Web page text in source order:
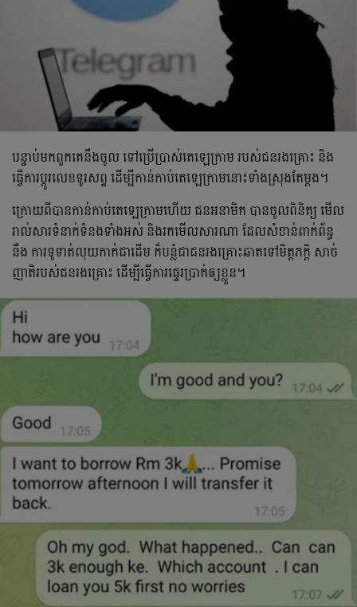
បន្ទាប់មកពួកគេនឹងចូល ទៅប្រើប្រាស់តេឡេក្រាម របស់ជនរងគ្រោះ និង
ធ្វើការប្ដូរលេខទូរសព្ទ ដើម្បីកាន់កាប់តេឡេក្រាមនោះទាំងស្រុងតែម្តង។
ក្រោយពីបានកាន់កាប់តេឡេក្រាមហើយ ជនអនាមិក បានចូលពិនិត្យ មើល
រាល់សារទំនាក់ទំនងទាំងអស់ និងរកមើលសារណា ដែលសំខាន់ពាក់ព័ន្ធ
នឹង ការទូទាត់លុយកាក់ជាដើម ក៏បន្លំជាជនរងគ្រោះឆាតទៅមិត្តភក្តិ សាច់
ញាតិរបស់ជនរងគ្រោះ ដើម្បីធ្វើការផ្ទេរប្រាក់ឲ្យខ្លួន។